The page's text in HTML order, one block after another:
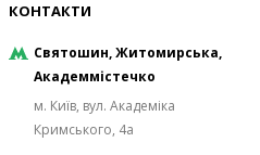
КОНТАКТИ
Святошин, Житомирська,
Академмістечко
м. Київ, вул. Академіка
Кримського, 4а